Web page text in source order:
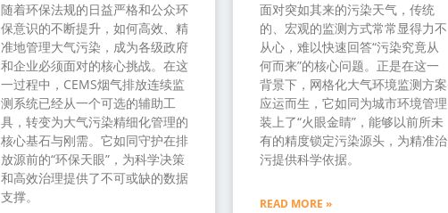
随着环保法规的日益严格和公众环
保意识的不断提升，如何高效、精
准地管理大气污染，成为各级政府
和企业必须面对的核心挑战。在这
一过程中，CEMS烟气排放连续监
测系统已经从一个可选的辅助工
具，转变为大气污染精细化管理的
核心基石与刚需。它如同守护在排
放源前的“环保天眼”，为科学决策
和高效治理提供了不可或缺的数据
支撑。
面对突如其来的污染天气，传统
的、宏观的监测方式常常显得力不
从心，难以快速回答“污染究竟从
何而来”的核心问题。正是在这一
背景下，网格化大气环境监测方案
应运而生，它如同为城市环境管理
装上了“火眼金睛”，能够以前所未
有的精度锁定污染源头，为精准治
污提供科学依据。
READ MORE »